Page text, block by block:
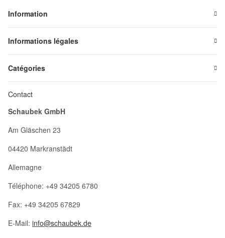
Information
Informations légales
Catégories
Contact
Schaubek GmbH
Am Gläschen 23
04420 Markranstädt
Allemagne
Téléphone: +49 34205 6780
Fax: +49 34205 67829
E-Mail: info@schaubek.de